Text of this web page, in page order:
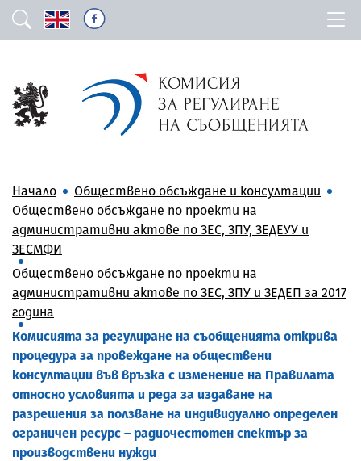
Начало
Обществено обсъждане и консултации
Обществено обсъждане по проекти на
административни актове по ЗЕС, ЗПУ, ЗЕДЕУУ и
ЗЕСМФИ
Обществено обсъждане по проекти на
административни актове по ЗЕС, ЗПУ и ЗЕДЕП за 2017
година
Комисията за регулиране на съобщенията открива
процедура за провеждане на обществени
консултации във връзка с изменение на Правилата
относно условията и реда за издаване на
разрешения за ползване на индивидуално определен
ограничен ресурс – радиочестотен спектър за
производствени нужди